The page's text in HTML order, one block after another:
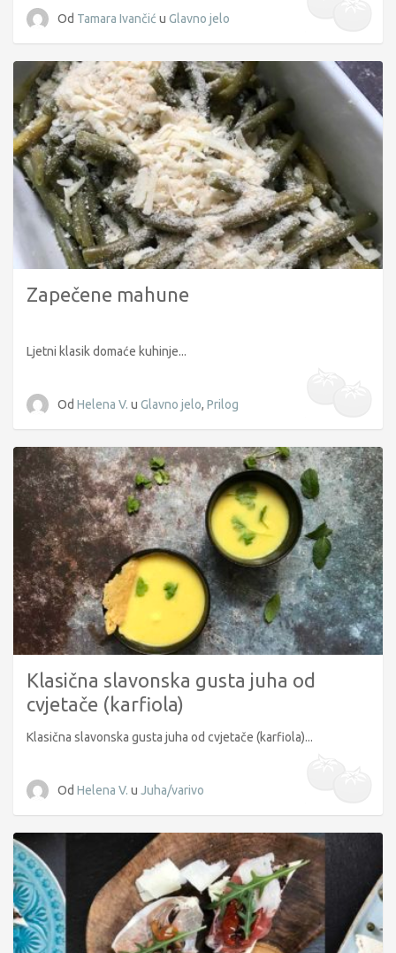
Od Tamara Ivančić u Glavno jelo
Zapečene mahune
Ljetni klasik domaće kuhinje...
Od Helena V. u Glavno jelo, Prilog
Klasična slavonska gusta juha od
cvjetače (karfiola)
Klasična slavonska gusta juha od cvjetače (karfiola)...
Od Helena V. u Juha/varivo